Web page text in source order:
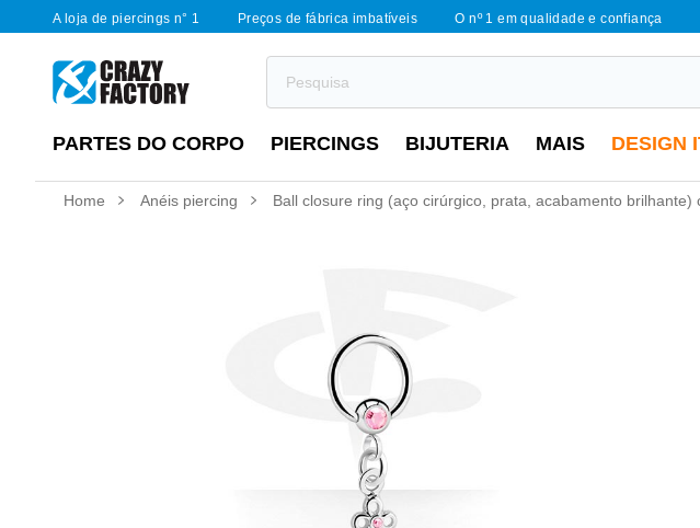
A loja de piercings n° 1 Preços de fábrica imbatíveis O nº 1 em qualidade e confiança
PARTES DO CORPO PIERCINGS BIJUTERIA MAIS DESIGN
Home Anéis piercing Ball closure ring (aço cirúrgico, prata, acabamento